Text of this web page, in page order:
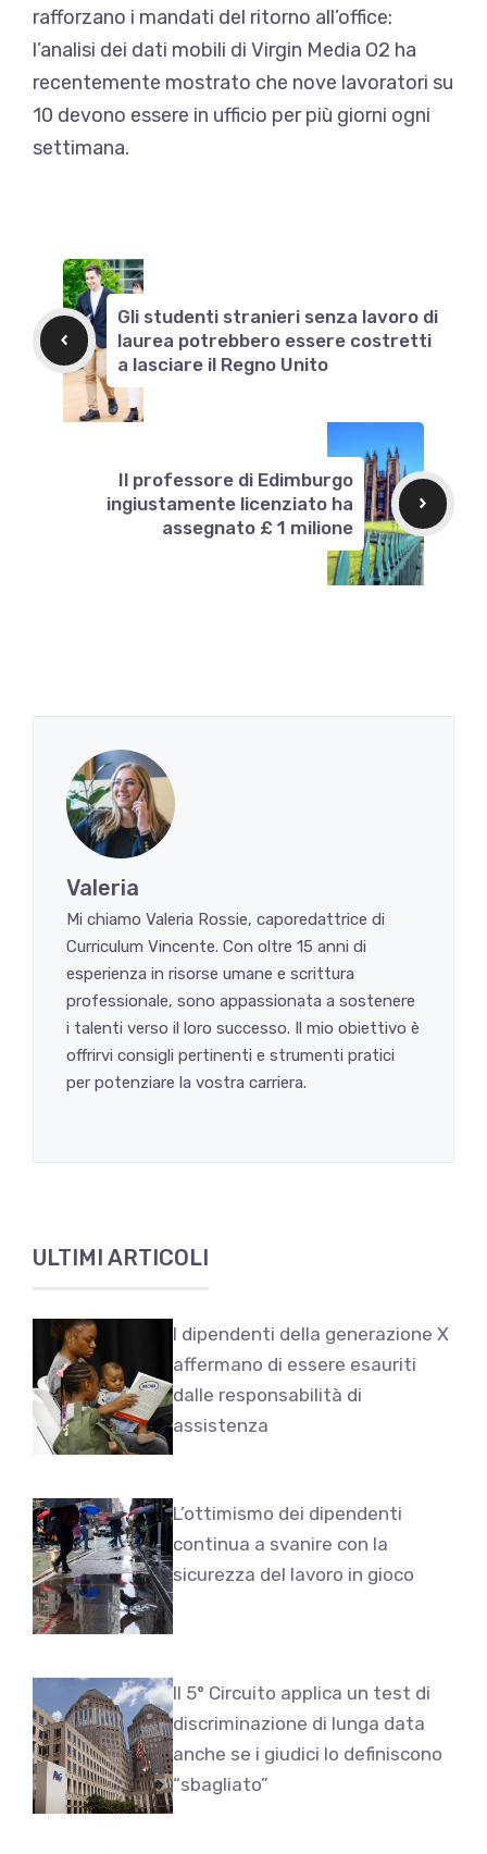
rafforzano i mandati del ritorno all’office:
l’analisi dei dati mobili di Virgin Media O2 ha
recentemente mostrato che nove lavoratori su
10 devono essere in ufficio per più giorni ogni
settimana.
Gli studenti stranieri senza lavoro di
laurea potrebbero essere costretti
a lasciare il Regno Unito
Il professore di Edimburgo
ingiustamente licenziato ha
assegnato £ 1 milione
Valeria
Mi chiamo Valeria Rossie, caporedattrice di
Curriculum Vincente. Con oltre 15 anni di
esperienza in risorse umane e scrittura
professionale, sono appassionata a sostenere
i talenti verso il loro successo. Il mio obiettivo è
offrirvi consigli pertinenti e strumenti pratici
per potenziare la vostra carriera.
ULTIMI ARTICOLI
I dipendenti della generazione X
affermano di essere esauriti
dalle responsabilità di
assistenza
L’ottimismo dei dipendenti
continua a svanire con la
sicurezza del lavoro in gioco
Il 5° Circuito applica un test di
discriminazione di lunga data
anche se i giudici lo definiscono
“sbagliato”